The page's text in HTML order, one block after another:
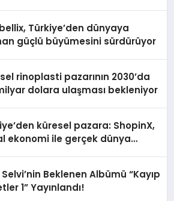
Türkiye’den dünyaya
güçlü büyümesini sürdürüyor
rinoplasti pazarının 2030’da
dolara ulaşması bekleniyor
küresel pazara: ShopinX,
ekonomi ile gerçek dünya
Beklenen Albümü “Kayıp
1” Yayınlandı!